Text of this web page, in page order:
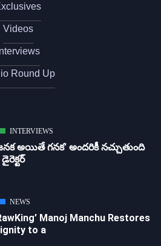
Videos
Interviews
Round Up
INTERVIEWS
అయితే గ‌న‌క‌’ అందరికీ నచ్చుతుంది
NEWS
Manoj Manchu Restores
to a